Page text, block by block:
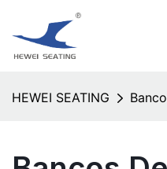
HEWEI SEATING